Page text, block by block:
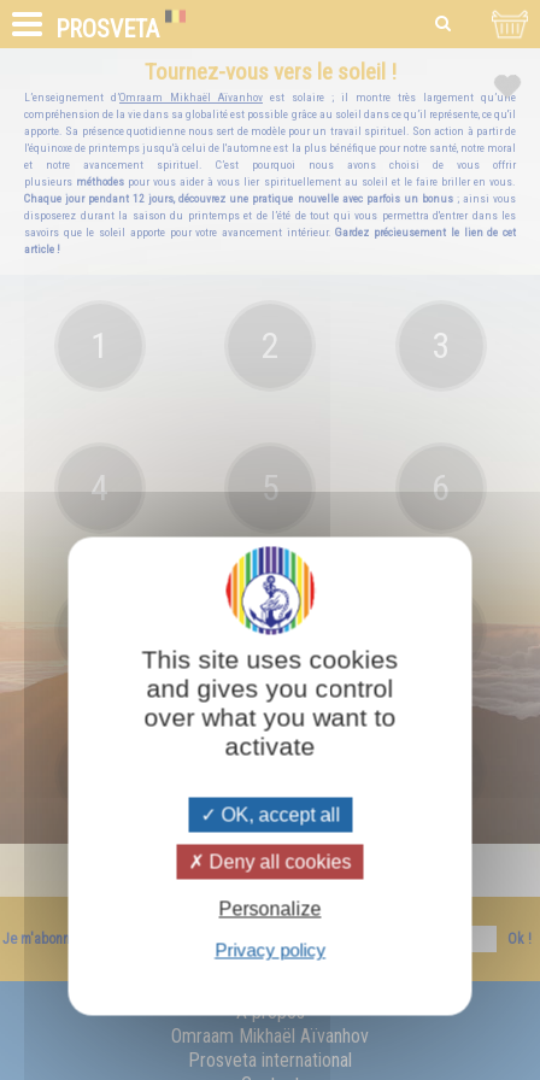
PROSVETA
Tournez-vous vers le soleil !
L’enseignement d’Omraam Mikhaël Aïvanhov est solaire ; il montre très largement qu’une
compréhension de la vie dans sa globalité est possible grâce au soleil dans ce qu’il représente, ce qu'il
apporte. Sa présence quotidienne nous sert de modèle pour un travail spirituel. Son action à partir de
l'équinoxe de printemps jusqu'à celui de l'automne est la plus bénéfique pour notre santé, notre moral
et notre avancement spirituel. C’est pourquoi nous avons choisi de vous offrir
plusieurs méthodes pour vous aider à vous lier spirituellement au soleil et le faire briller en vous.
Chaque jour pendant 12 jours, découvrez une pratique nouvelle avec parfois un bonus ; ainsi vous
disposerez durant la saison du printemps et de l’été de tout qui vous permettra d'entrer dans les
savoirs que le soleil apporte pour votre avancement intérieur.Gardez précieusement le lien de cet
article !
1 2 3
4 5 6
8
Je m'abonne à la newsletter Ok !
A propos
Omraam Mikhaël Aïvanhov
Prosveta international
This site uses cookies
and gives you control
over what you want to
activate
OK, accept all
Deny all cookies
Personalize
Privacy policy